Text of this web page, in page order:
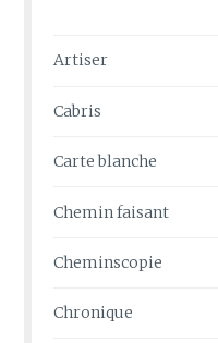
Artiser
Cabris
Carte blanche
Chemin faisant
Cheminscopie
Chronique